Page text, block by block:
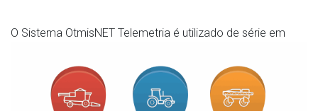
O Sistema OtmisNET Telemetria é utilizado de série em
Família 30* Jacto.
*Uniport 2030, 2530, 3030, 4530 e 5030 desde maio de